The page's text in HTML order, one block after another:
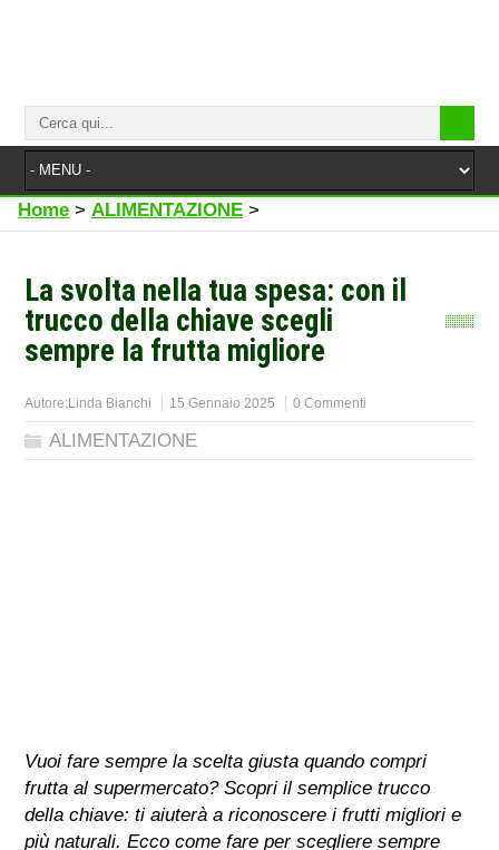
Home > ALIMENTAZIONE >
La svolta nella tua spesa: con il
trucco della chiave scegli
sempre la frutta migliore
Autore:Linda Bianchi 15 Gennaio 2025 0 Commenti
ALIMENTAZIONE
Vuoi fare sempre la scelta giusta quando compri
frutta al supermercato? Scopri il semplice trucco
della chiave: ti aiuterà a riconoscere i frutti migliori e
più naturali. Ecco come fare per scegliere sempre